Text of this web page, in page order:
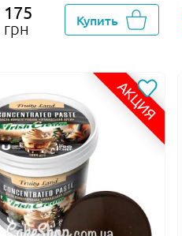
175
грн Купить
АКЦИЯ